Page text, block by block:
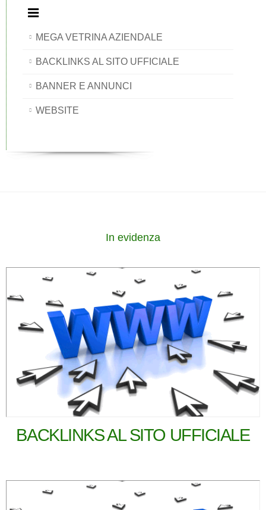
MEGA VETRINA AZIENDALE
BACKLINKS AL SITO UFFICIALE
BANNER E ANNUNCI
WEBSITE
In evidenza
BACKLINKS AL SITO UFFICIALE